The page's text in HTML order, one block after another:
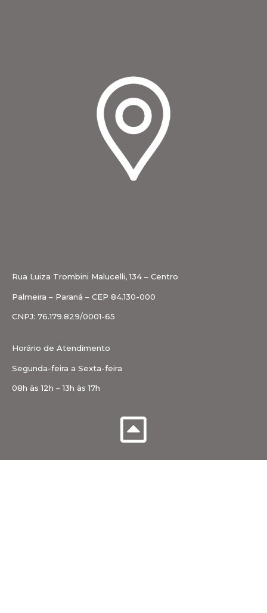
Rua Luiza Trombini Malucelli, 134 – Centro
Palmeira – Paraná – CEP 84.130-000
CNPJ: 76.179.829/0001-65
Horário de Atendimento
Segunda-feira a Sexta-feira
08h às 12h – 13h às 17h